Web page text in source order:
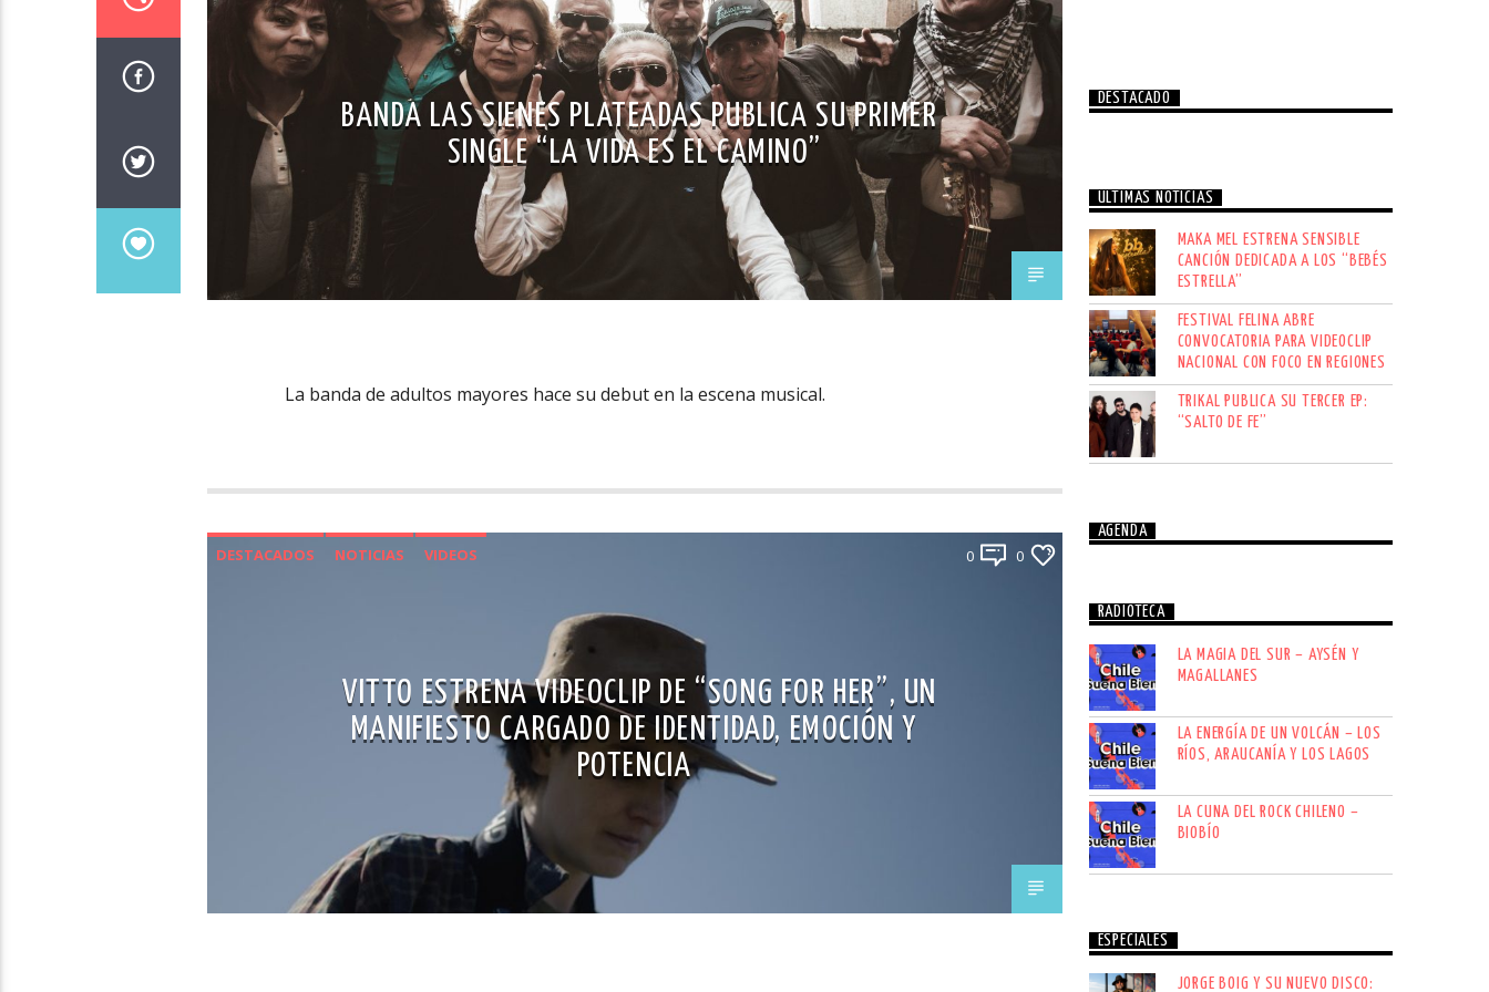
BANDA LAS SIENES PLATEADAS PUBLICA SU PRIMER
SINGLE “LA VIDA ES EL CAMINO”
La banda de adultos mayores hace su debut en la escena musical.
DESTACADOS NOTICIAS VIDEOS 0 0
VITTO ESTRENA VIDEOCLIP DE “SONG FOR HER”, UN
MANIFIESTO CARGADO DE IDENTIDAD, EMOCIÓN Y
POTENCIA
DESTACADO
ÚLTIMAS NOTICIAS
MAKA MEL ESTRENA SENSIBLE
CANCIÓN DEDICADA A LOS “BEBÉS
ESTRELLA”
FESTIVAL FELINA ABRE
CONVOCATORIA PARA VIDEOCLIP
NACIONAL CON FOCO EN REGIONES
TRIKAL PUBLICA SU TERCER EP:
“SALTO DE FE”
AGENDA
RADIOTECA
LA MAGIA DEL SUR – AYSÉN Y
MAGALLANES
LA ENERGÍA DE UN VOLCÁN – LOS
RÍOS, ARAUCANÍA Y LOS LAGOS
LA CUNA DEL ROCK CHILENO –
BIOBÍO
ESPECIALES
JORGE BOIG Y SU NUEVO DISCO: